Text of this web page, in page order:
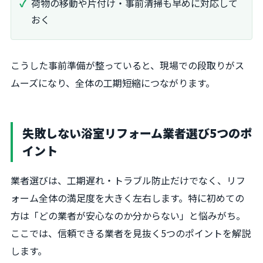
荷物の移動や片付け・事前清掃も早めに対応して
おく
こうした事前準備が整っていると、現場での段取りがス
ムーズになり、全体の工期短縮につながります。
失敗しない浴室リフォーム業者選び5つのポ
イント
業者選びは、工期遅れ・トラブル防止だけでなく、リフ
ォーム全体の満足度を大きく左右します。特に初めての
方は「どの業者が安心なのか分からない」と悩みがち。
ここでは、信頼できる業者を見抜く5つのポイントを解説
します。